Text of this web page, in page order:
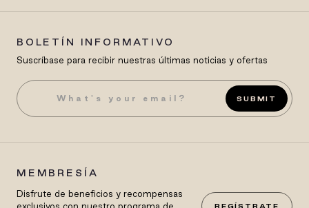
BOLETÍN INFORMATIVO
Suscríbase para recibir nuestras últimas noticias y ofertas
SUBMIT
MEMBRESÍA
Disfrute de beneficios y recompensas
exclusivos con nuestro programa de
REGÍSTRATE